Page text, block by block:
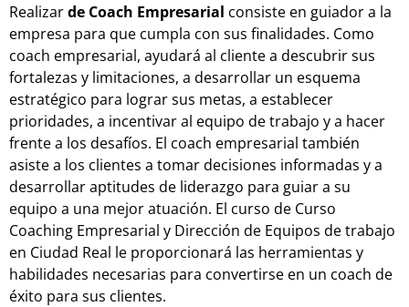
Realizarde Coach Empresarial consiste en guiador a la
empresa para que cumpla con sus finalidades. Como
coach empresarial, ayudará al cliente a descubrir sus
fortalezas y limitaciones, a desarrollar un esquema
estratégico para lograr sus metas, a establecer
prioridades, a incentivar al equipo de trabajo y a hacer
frente a los desafíos. El coach empresarial también
asiste a los clientes a tomar decisiones informadas y a
desarrollar aptitudes de liderazgo para guiar a su
equipo a una mejor atuación. El curso de Curso
Coaching Empresarial y Dirección de Equipos de trabajo
en Ciudad Real le proporcionará las herramientas y
habilidades necesarias para convertirse en un coach de
éxito para sus clientes.